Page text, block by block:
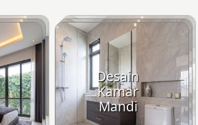
Desain
Kamar
Mandi